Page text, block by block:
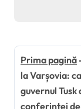
Prima pagină
la Varșovia:
guvernul
conferinței de